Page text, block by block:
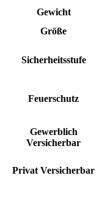
Gewicht
Größe
Sicherheitsstufe
Feuerschutz
Gewerblich
Versicherbar
Privat Versicherbar